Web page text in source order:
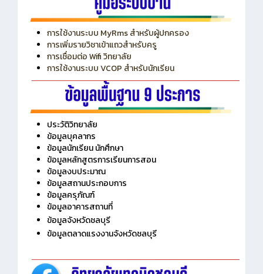
การใช้งานระบบ MyRms สำหรับผู้ปกครอง
การเพิ่มรายวิชาเข้าแถวสำหรับครู
การเชื่อมต่อ Wifi วิทยาลัย
การใช้งานระบบ VCOP สำหรับนักเรียน
ประวัติวิทยาลัย
ข้อมูลบุคลากร
ข้อมูลนักเรียน นักศึกษา
ข้อมูลหลักสูตรการเรียนการสอน
ข้อมูลงบประมาณ
ข้อมูลสถานประกอบการ
ข้อมูลครุภัณฑ์
ข้อมูลอาคารสถานที่
ข้อมูลจังหวัดชลบุรี